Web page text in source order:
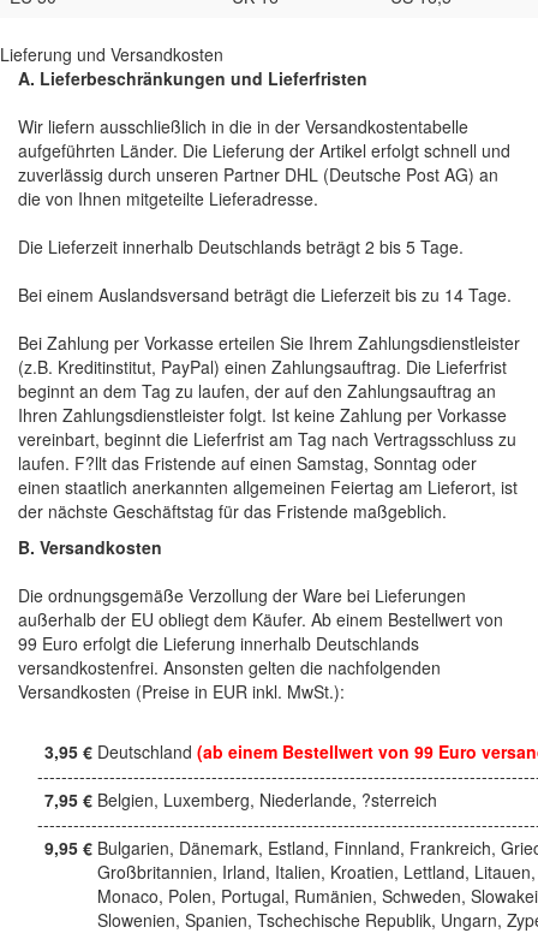
Lieferung und Versandkosten
A. Lieferbeschränkungen und Lieferfristen
Wir liefern ausschließlich in die in der Versandkostentabelle
aufgeführten Länder. Die Lieferung der Artikel erfolgt schnell und
zuverlässig durch unseren Partner DHL (Deutsche Post AG) an
die von Ihnen mitgeteilte Lieferadresse.
Die Lieferzeit innerhalb Deutschlands beträgt 2 bis 5 Tage.
Bei einem Auslandsversand beträgt die Lieferzeit bis zu 14 Tage.
Bei Zahlung per Vorkasse erteilen Sie Ihrem Zahlungsdienstleister
(z.B. Kreditinstitut, PayPal) einen Zahlungsauftrag. Die Lieferfrist
beginnt an dem Tag zu laufen, der auf den Zahlungsauftrag an
Ihren Zahlungsdienstleister folgt. Ist keine Zahlung per Vorkasse
vereinbart, beginnt die Lieferfrist am Tag nach Vertragsschluss zu
laufen. F?llt das Fristende auf einen Samstag, Sonntag oder
einen staatlich anerkannten allgemeinen Feiertag am Lieferort, ist
der nächste Geschäftstag für das Fristende maßgeblich.
B. Versandkosten
Die ordnungsgemäße Verzollung der Ware bei Lieferungen
außerhalb der EU obliegt dem Käufer. Ab einem Bestellwert von
99 Euro erfolgt die Lieferung innerhalb Deutschlands
versandkostenfrei. Ansonsten gelten die nachfolgenden
Versandkosten (Preise in EUR inkl. MwSt.):
3,95 € Deutschland (ab einem Bestellwert von 99 Euro
7,95 € Belgien, Luxemberg, Niederlande, ?sterreich
9,95 € Bulgarien, Dänemark, Estland, Finnland, Frankreich,
Großbritannien, Irland, Italien, Kroatien, Lettland, Litauen,
Monaco, Polen, Portugal, Rumänien, Schweden,
Slowenien, Spanien, Tschechische Republik, Ungarn,